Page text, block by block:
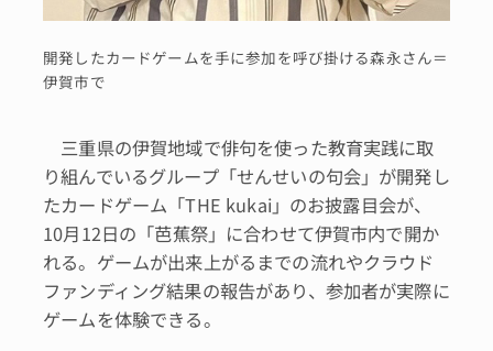
開発したカードゲームを手に参加を呼び掛ける森永さん＝
伊賀市で
三重県の伊賀地域で俳句を使った教育実践に取
り組んでいるグループ「せんせいの句会」が開発し
たカードゲーム「THE kukai」のお披露目会が、
10月12日の「芭蕉祭」に合わせて伊賀市内で開か
れる。ゲームが出来上がるまでの流れやクラウド
ファンディング結果の報告があり、参加者が実際に
ゲームを体験できる。